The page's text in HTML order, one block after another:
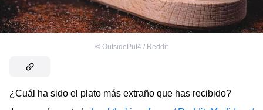
© OutsidePut4 / Reddit
¿Cuál ha sido el plato más extraño que has recibido?